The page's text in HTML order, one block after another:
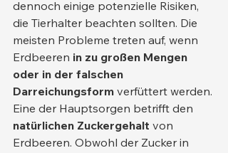
dennoch einige potenzielle Risiken,
die Tierhalter beachten sollten. Die
meisten Probleme treten auf, wenn
Erdbeeren in zu großen Mengen
oder in der falschen
Darreichungsform verfüttert werden.
Eine der Hauptsorgen betrifft den
natürlichen Zuckergehalt von
Erdbeeren. Obwohl der Zucker in